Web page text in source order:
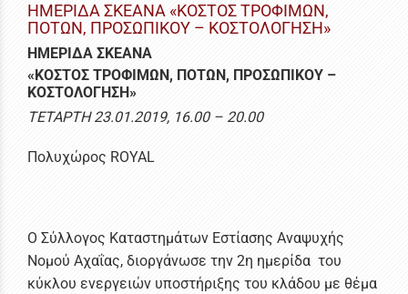
ΗΜΕΡΙΔΑ ΣΚΕΑΝΑ «ΚΟΣΤΟΣ ΤΡΟΦΙΜΩΝ,
ΠΟΤΩΝ, ΠΡΟΣΩΠΙΚΟΥ – ΚΟΣΤΟΛΟΓΗΣΗ»
ΗΜΕΡΙΔΑ ΣΚΕΑΝΑ
«ΚΟΣΤΟΣ ΤΡΟΦΙΜΩΝ, ΠΟΤΩΝ, ΠΡΟΣΩΠΙΚΟΥ –
ΚΟΣΤΟΛΟΓΗΣΗ»
ΤΕΤΑΡΤΗ 23.01.2019, 16.00 – 20.00
Πολυχώρος ROYAL
Ο Σύλλογος Καταστημάτων Εστίασης Αναψυχής
Νομού Αχαΐας, διοργάνωσε την 2η ημερίδα του
κύκλου ενεργειών υποστήριξης του κλάδου με θέμα